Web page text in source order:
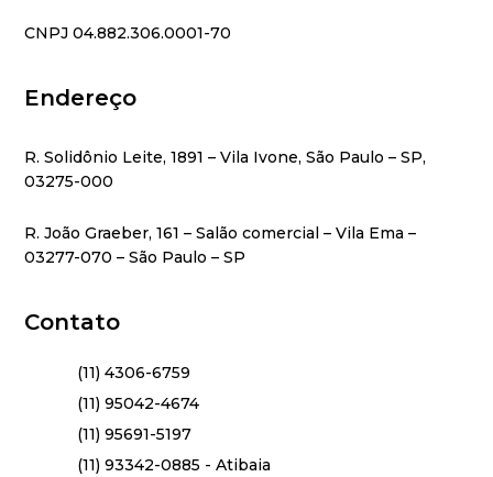
CNPJ 04.882.306.0001-70
Endereço
R. Solidônio Leite, 1891 – Vila Ivone, São Paulo – SP,
03275-000
R. João Graeber, 161 – Salão comercial – Vila Ema –
03277-070 – São Paulo – SP
Contato
(11) 4306-6759
(11) 95042-4674
(11) 95691-5197
(11) 93342-0885 - Atibaia